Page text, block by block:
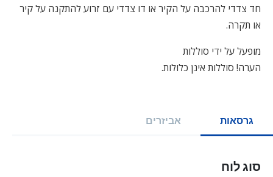
חד צדדי להרכבה על הקיר או דו צדדי עם זרוע להתקנה על קיר
או תקרה.
מופעל על ידי סוללות
הערה! סוללות אינן כלולות.
גרסאות אביזרים
סוג לוח